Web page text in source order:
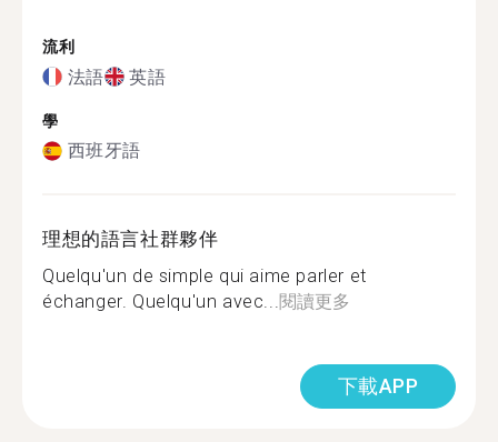
流利
法語 英語
學
西班牙語
理想的語言社群夥伴
Quelqu'un de simple qui aime parler et
échanger. Quelqu'un avec...閱讀更多
下載APP